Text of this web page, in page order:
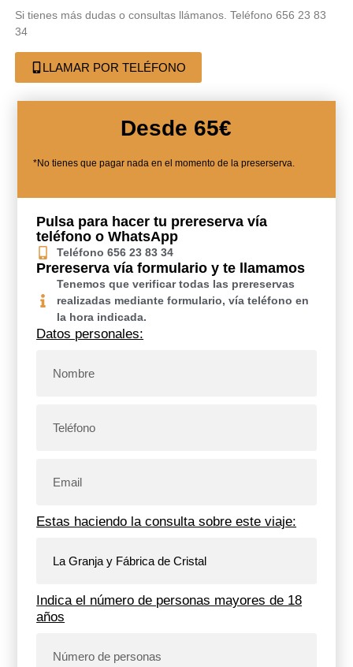
Si tienes más dudas o consultas llámanos. Teléfono 656 23 83
34
LLAMAR POR TELÉFONO
Desde 65€
*No tienes que pagar nada en el momento de la preserserva.
Pulsa para hacer tu prereserva vía
teléfono o WhatsApp
Teléfono 656 23 83 34
Prereserva vía formulario y te llamamos
Tenemos que verificar todas las prereservas
realizadas mediante formulario, vía teléfono en
la hora indicada.
Datos personales:
Estas haciendo la consulta sobre este viaje:
Indica el número de personas mayores de 18
años